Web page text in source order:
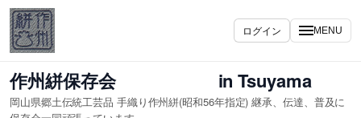
内
容
を
ス
キ
ッ
ログイン MENU
作州絣保存会 in Tsuyama
岡山県郷土伝統工芸品 手織り作州絣(昭和56年指定) 継承、伝達、普及に